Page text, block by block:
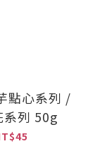
點心系列 /
系列 50g